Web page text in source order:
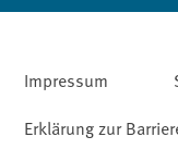
Impressum
Erklärung zur